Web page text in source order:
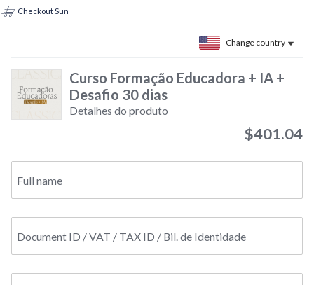
Checkout Sun
Change country
Curso Formação Educadora + IA +
Desafio 30 dias
Detalhes do produto
$401.04
Full name
Document ID / VAT / TAX ID / Bil. de Identidade